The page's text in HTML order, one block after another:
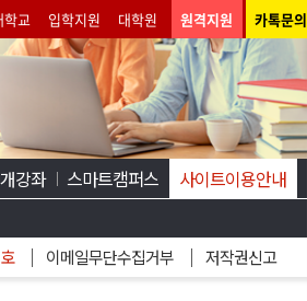
학교 입학지원 대학원 원격지원 카톡문의
강좌 스마트캠퍼스 사이트이용안내
이메일무단수집거부 저작권신고